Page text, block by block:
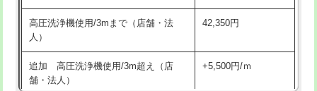
持込商品取付（単水栓） 13,200円
持込商品取付（混合水栓）
持込商品取付（浄水器・分岐水栓） 16,500円
高圧洗浄機使用/3mまで（店舗・法
人）
42,350円
追加 高圧洗浄機使用/3m超え（店
舗・法人）
+5,500円/ｍ